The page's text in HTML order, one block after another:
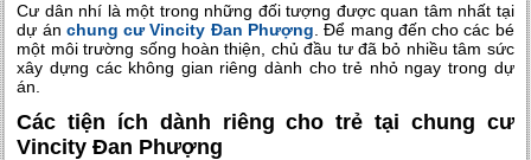
Cư dân nhí là một trong những đối tượng được quan tâm nhất tại
dự án chung cư Vincity Đan Phượng. Để mang đến cho các bé
một môi trường sống hoàn thiện, chủ đầu tư đã bỏ nhiều tâm sức
xây dựng các không gian riêng dành cho trẻ nhỏ ngay trong dự
án.
Các tiện ích dành riêng cho trẻ tại chung cư
Vincity Đan Phượng